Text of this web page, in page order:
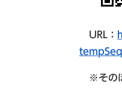
URL：
※そのほ